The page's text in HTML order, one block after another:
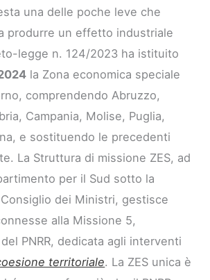
una delle poche leve che
produrre un effetto industriale
legge n. 124/2023 ha istituito
la Zona economica speciale
comprendendo Abruzzo,
Campania, Molise, Puglia,
e sostituendo le precedenti
La Struttura di missione ZES, ad
per il Sud sotto la
dei Ministri, gestisce
alla Missione 5,
PNRR, dedicata agli interventi
territoriale. La ZES unica è